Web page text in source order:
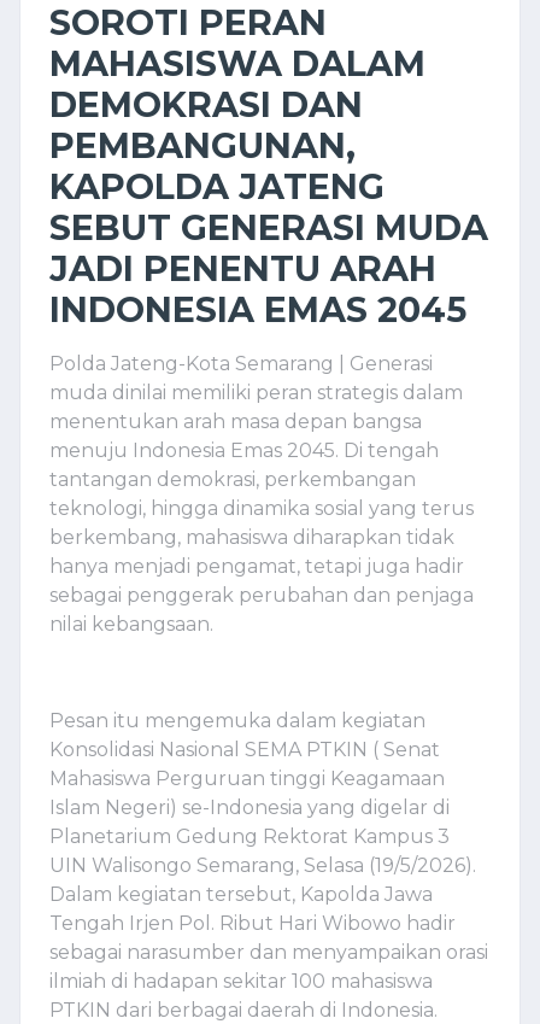
SOROTI PERAN
MAHASISWA DALAM
DEMOKRASI DAN
PEMBANGUNAN,
KAPOLDA JATENG
SEBUT GENERASI MUDA
JADI PENENTU ARAH
INDONESIA EMAS 2045
Polda Jateng-Kota Semarang | Generasi
muda dinilai memiliki peran strategis dalam
menentukan arah masa depan bangsa
menuju Indonesia Emas 2045. Di tengah
tantangan demokrasi, perkembangan
teknologi, hingga dinamika sosial yang terus
berkembang, mahasiswa diharapkan tidak
hanya menjadi pengamat, tetapi juga hadir
sebagai penggerak perubahan dan penjaga
nilai kebangsaan.
Pesan itu mengemuka dalam kegiatan
Konsolidasi Nasional SEMA PTKIN ( Senat
Mahasiswa Perguruan tinggi Keagamaan
Islam Negeri) se-Indonesia yang digelar di
Planetarium Gedung Rektorat Kampus 3
UIN Walisongo Semarang, Selasa (19/5/2026).
Dalam kegiatan tersebut, Kapolda Jawa
Tengah Irjen Pol. Ribut Hari Wibowo hadir
sebagai narasumber dan menyampaikan orasi
ilmiah di hadapan sekitar 100 mahasiswa
PTKIN dari berbagai daerah di Indonesia.